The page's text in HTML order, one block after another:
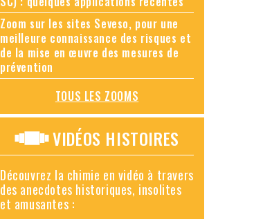
Zoom sur les sites Seveso, pour une
meilleure connaissance des risques et
de la mise en œuvre des mesures de
prévention
TOUS LES ZOOMS
VIDÉOS HISTOIRES
Découvrez la chimie en vidéo à travers
des anecdotes historiques, insolites
et amusantes :